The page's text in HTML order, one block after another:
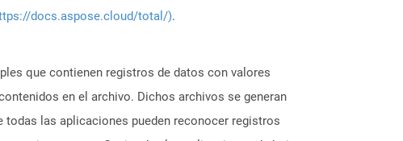
docs.aspose.cloud/total/).
que contienen registros de datos con valores
en el archivo. Dichos archivos se generan
las aplicaciones pueden reconocer registros